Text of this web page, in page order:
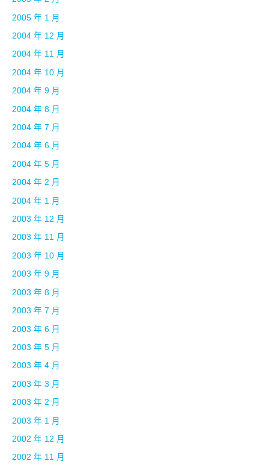
2005 年 1 月
2004 年 12 月
2004 年 11 月
2004 年 10 月
2004 年 9 月
2004 年 8 月
2004 年 7 月
2004 年 6 月
2004 年 5 月
2004 年 2 月
2004 年 1 月
2003 年 12 月
2003 年 11 月
2003 年 10 月
2003 年 9 月
2003 年 8 月
2003 年 7 月
2003 年 6 月
2003 年 5 月
2003 年 4 月
2003 年 3 月
2003 年 2 月
2003 年 1 月
2002 年 12 月
2002 年 11 月